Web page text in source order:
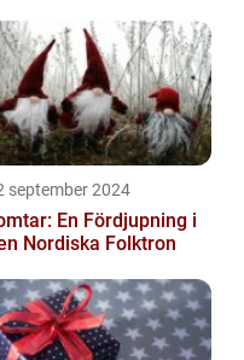
september 2024
En Fördjupning i
Nordiska Folktron